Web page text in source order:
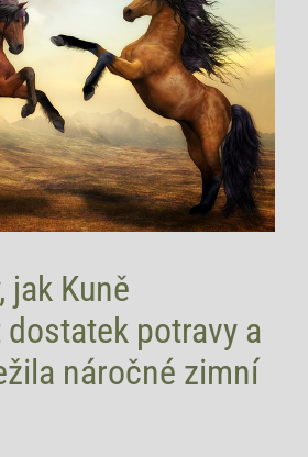
jak Kuně
potravy a
náročné zimní